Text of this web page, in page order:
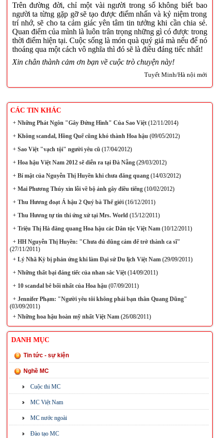
Trên đường đời, chỉ một vài người trong số không biết bao
người ta từng gặp gỡ sẽ tạo được điểm nhấn và kỷ niệm trong
trí nhớ, sẽ cho ta cảm giác yên tâm tin tưởng khi cần chia sẻ.
Quan điểm của mình là luôn trân trọng những gì có được trong
thời điểm hiện tại. Cuộc sống là món quà quý giá mà nếu để nó
thoáng qua một cách vô nghĩa thì đó sẽ là điều đáng tiếc nhất!
Xin chân thành cảm ơn bạn về cuộc trò chuyện này!
Tuyết Minh/Hà nội mới
CÁC TIN KHÁC
+Những Phát Ngôn "Gây Đứng Hình" Của Sao Việt(12/11/2014)
+Không scandal, Hồng Quế cũng khó thành Hoa hậu(09/05/2012)
+Sao Việt "vạch tội" người yêu cũ(17/04/2012)
+Hoa hậu Việt Nam 2012 sẽ diễn ra tại Đà Nẵng(29/03/2012)
+Bí mật của Nguyễn Thị Huyền khi chưa đăng quang(14/03/2012)
+Mai Phương Thúy xin lỗi về bộ ảnh gây điều tiếng(10/02/2012)
+Thu Hương đoạt Á hậu 2 Quý bà Thế giới(16/12/2011)
+Thu Hương tự tin thi ứng xử tại Mrs. World(15/12/2011)
+Triệu Thị Hà đăng quang Hoa hậu các Dân tộc Việt Nam(10/12/2011)
+HH Nguyễn Thị Huyền: "Chưa đủ dũng cảm để trở thành ca sĩ"
(27/11/2011)
+Lý Nhã Kỳ bị phản ứng khi làm Đại sứ Du lịch Việt Nam(29/09/2011)
+Những thất bại đáng tiếc của nhan sắc Việt(14/09/2011)
+10 scandal bê bối nhất của Hoa hậu(07/09/2011)
+Jennifer Phạm: "Người yêu tôi không phải bạn thân Quang Dũng"
(03/09/2011)
+Những hoa hậu hoàn mỹ nhất Việt Nam(26/08/2011)
DANH MỤC
Tin tức - sự kiện
Nghề MC
Cuộc thi MC
MC Việt Nam
MC nước ngoài
Đào tạo MC